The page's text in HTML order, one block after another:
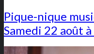
Pique-nique
Samedi 22 août